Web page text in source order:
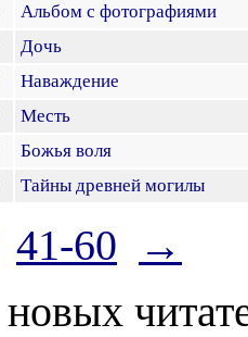
Альбом с фотографиями
Дочь
Наваждение
Месть
Божья воля
Тайны древней могилы
41-60
→
новых